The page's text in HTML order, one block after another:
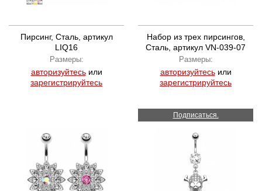
Пирсинг, Сталь, артикул
LIQ16
Размеры:
авторизуйтесьили
зарегистрируйтесь
Набор из трех пирсингов,
Сталь, артикул VN-039-07
Размеры:
авторизуйтесьили
зарегистрируйтесь
Подписаться.